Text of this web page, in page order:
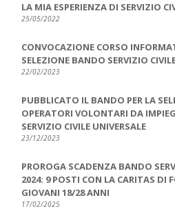
LA MIA ESPERIENZA DI SERVIZIO
25/05/2022
CONVOCAZIONE CORSO
SELEZIONE BANDO SERVIZIO
22/02/2023
PUBBLICATO IL BANDO PER LA
OPERATORI VOLONTARI DA
SERVIZIO CIVILE UNIVERSALE
23/12/2023
PROROGA SCADENZA BANDO
2024: 9 POSTI CON LA CARITAS DI
GIOVANI 18/28 ANNI
17/02/2025